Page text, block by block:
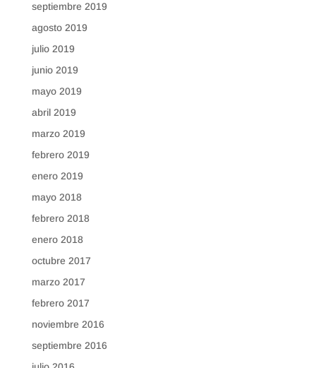
septiembre 2019
agosto 2019
julio 2019
junio 2019
mayo 2019
abril 2019
marzo 2019
febrero 2019
enero 2019
mayo 2018
febrero 2018
enero 2018
octubre 2017
marzo 2017
febrero 2017
noviembre 2016
septiembre 2016